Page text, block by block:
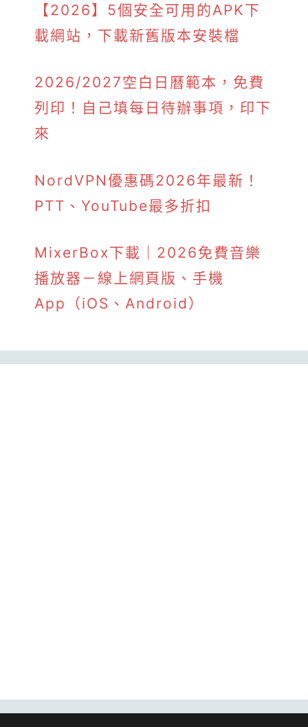
【2026】5個安全可用的APK下
載網站，下載新舊版本安裝檔
2026/2027空白日曆範本，免費
列印！自己填每日待辦事項，印下
來
NordVPN優惠碼2026年最新！
PTT、YouTube最多折扣
MixerBox下載｜2026免費音樂
播放器－線上網頁版、手機
App（iOS、Android）